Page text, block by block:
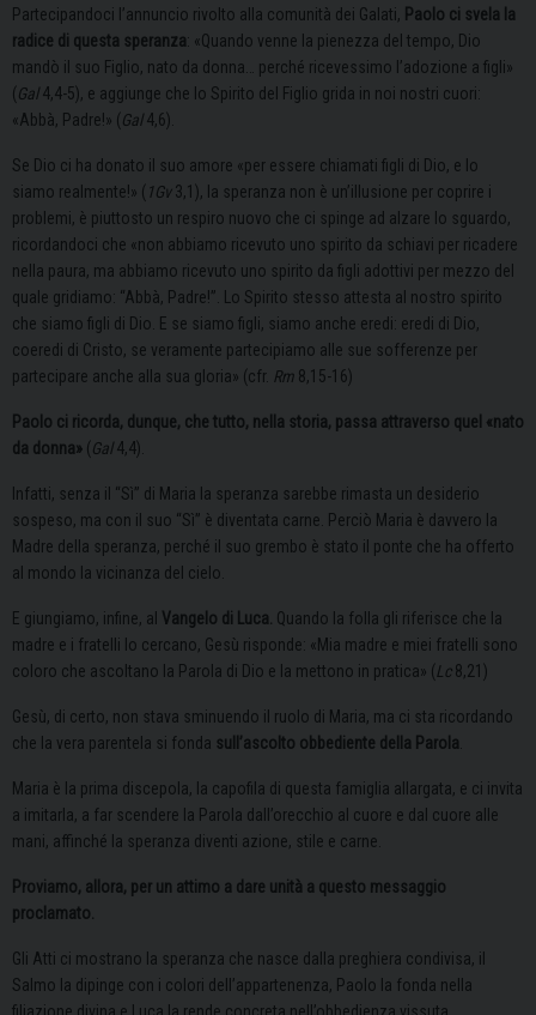
Partecipandoci l’annuncio rivolto alla comunità dei Galati, Paolo ci svela la
radice di questa speranza: «Quando venne la pienezza del tempo, Dio
mandò il suo Figlio, nato da donna… perché ricevessimo l’adozione a figli»
(Gal4,4-5), e aggiunge che lo Spirito del Figlio grida in noi nostri cuori:
«Abbà, Padre!» (Gal4,6).
Se Dio ci ha donato il suo amore «per essere chiamati figli di Dio, e lo
siamo realmente!» ( 1Gv3,1), la speranza non è un’illusione per coprire i
problemi, è piuttosto un respiro nuovo che ci spinge ad alzare lo sguardo,
ricordandoci che «non abbiamo ricevuto uno spirito da schiavi per ricadere
nella paura, ma abbiamo ricevuto uno spirito da figli adottivi per mezzo del
quale gridiamo: “Abbà, Padre!”. Lo Spirito stesso attesta al nostro spirito
che siamo figli di Dio. E se siamo figli, siamo anche eredi: eredi di Dio,
coeredi di Cristo, se veramente partecipiamo alle sue sofferenze per
partecipare anche alla sua gloria» (cfr. Rm 8,15-16)
Paolo ci ricorda, dunque, che tutto, nella storia, passa attraverso quel «nato
da donna» (Gal4,4).
Infatti, senza il “Sì” di Maria la speranza sarebbe rimasta un desiderio
sospeso, ma con il suo “Sì” è diventata carne. Perciò Maria è davvero la
Madre della speranza, perché il suo grembo è stato il ponte che ha offerto
al mondo la vicinanza del cielo.
E giungiamo, infine, al Vangelo di Luca. Quando la folla gli riferisce che la
madre e i fratelli lo cercano, Gesù risponde: «Mia madre e miei fratelli sono
coloro che ascoltano la Parola di Dio e la mettono in pratica» (Lc8,21)
Gesù, di certo, non stava sminuendo il ruolo di Maria, ma ci sta ricordando
che la vera parentela si fonda sull’ascolto obbediente della Parola.
Maria è la prima discepola, la capofila di questa famiglia allargata, e ci invita
a imitarla, a far scendere la Parola dall’orecchio al cuore e dal cuore alle
mani, affinché la speranza diventi azione, stile e carne.
Proviamo, allora, per un attimo a dare unità a questo messaggio
proclamato.
Gli Atti ci mostrano la speranza che nasce dalla preghiera condivisa, il
Salmo la dipinge con i colori dell’appartenenza, Paolo la fonda nella